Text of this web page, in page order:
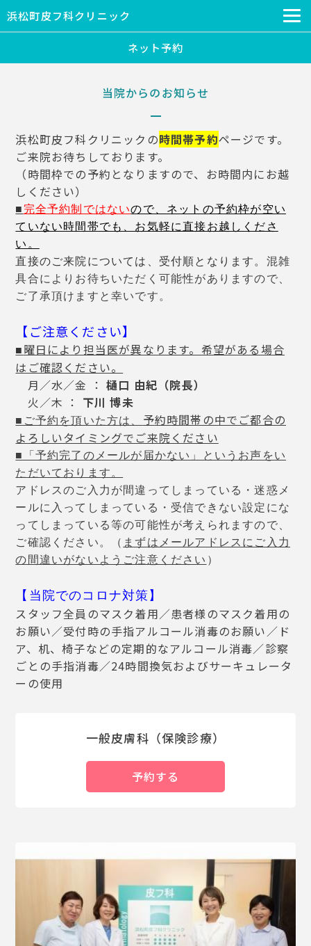
浜松町皮フ科クリニック
ネット予約
当院からのお知らせ
浜松町皮フ科クリニックの時間帯予約ページです。
ご来院お待ちしております。
（時間枠での予約となりますので、お時間内にお越
しください）
■ 完全予約制ではないので、 ネットの予約枠が空い
ていない時間帯でも、お気軽に直接お越しくださ
い。
直接のご来院については、受付順となります。 混雑
具合により お待ちいただく可能性がありますので、
ご了承頂けますと幸いです。
【ご注意ください】
■ 曜日により担当医が異なります。希望がある場合
はご確認ください。
月／水／金 ：樋口 由紀（院長）
火／木 ： 下川 博未
■ご予約を頂いた方は、 予約時間帯の中でご都合の
よろしいタイミングでご来院ください
■「予約完了のメールが届かない」というお声をい
ただいております。
アドレスのご入力が間違ってしまっている・迷惑メ
ールに入ってしまっている・受信できない設定にな
ってしまっている等の可能性が考えられますので、
ご確認ください。（ まずはメールアドレスにご入力
の間違いがないようご注意ください ）
【当院でのコロナ対策】
スタッフ全員のマスク着用／患者様のマスク着用の
お願い／受付時の手指アルコール消毒のお願い／ド
ア、机、椅子などの定期的なアルコール消毒／診察
ごとの手指消毒／24時間換気およびサーキュレータ
ーの使用
一般皮膚科（保険診療）
予約する